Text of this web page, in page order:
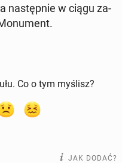
na­stęp­nie w ciągu za­
Co o tym myślisz?
JAK DODAĆ?